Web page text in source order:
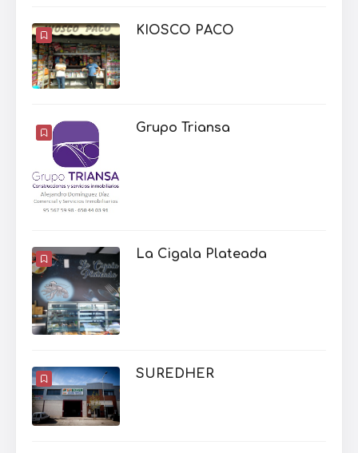
KIOSCO PACO
Grupo Triansa
La Cigala Plateada
SUREDHER